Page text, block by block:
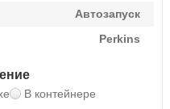
Автозапуск
Perkins
В контейнере